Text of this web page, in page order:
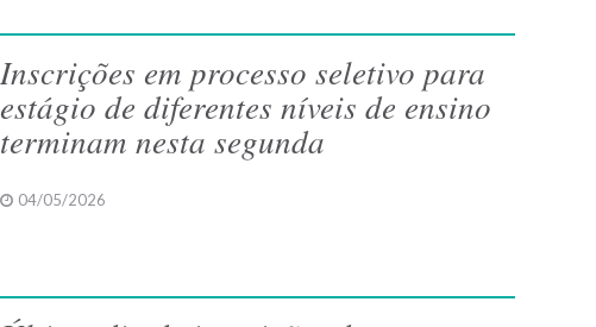
Inscrições em processo seletivo para
estágio de diferentes níveis de ensino
terminam nesta segunda
04/05/2026